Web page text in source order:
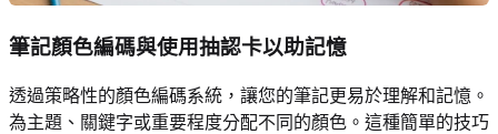
筆記顏色編碼與使用抽認卡以助記憶
透過策略性的顏色編碼系統，讓您的筆記更易於理解和記憶。
為主題、關鍵字或重要程度分配不同的顏色。這種簡單的技巧